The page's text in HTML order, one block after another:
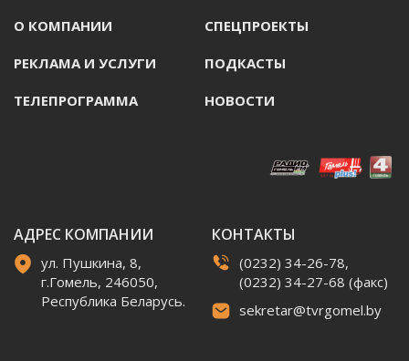
О КОМПАНИИ СПЕЦПРОЕКТЫ
РЕКЛАМА И УСЛУГИ ПОДКАСТЫ
ТЕЛЕПРОГРАММА НОВОСТИ
АДРЕС КОМПАНИИ
ул. Пушкина, 8,
г.Гомель, 246050,
Республика Беларусь.
КОНТАКТЫ
(0232) 34-26-78,
(0232) 34-27-68 (факс)
sekretar@tvrgomel.by